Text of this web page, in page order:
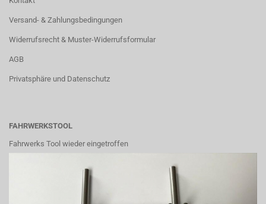
Versand- & Zahlungsbedingungen
Widerrufsrecht & Muster-Widerrufsformular
AGB
Privatsphäre und Datenschutz
FAHRWERKSTOOL
Fahrwerks Tool wieder eingetroffen